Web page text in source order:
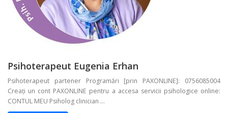
Psihoterapeut Eugenia Erhan
Psihoterapeut partener Programări [prin PAXONLINE]: 0756085004
Creați un cont PAXONLINE pentru a accesa servicii psihologice online:
CONTUL MEU Psiholog clinician ...